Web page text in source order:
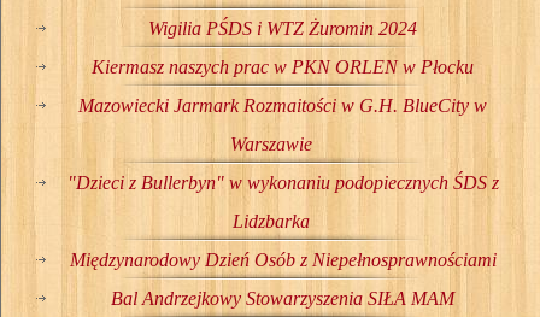
Wigilia PŚDS i WTZ Żuromin 2024
Kiermasz naszych prac w PKN ORLEN w Płocku
Mazowiecki Jarmark Rozmaitości w G.H. BlueCity w
Warszawie
"Dzieci z Bullerbyn" w wykonaniu podopiecznych ŚDS z
Lidzbarka
Międzynarodowy Dzień Osób z Niepełnosprawnościami
Bal Andrzejkowy Stowarzyszenia SIŁA MAM